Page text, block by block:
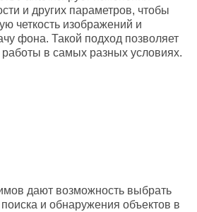
и других параметров, чтобы
четкость изображений и
фона. Такой подход позволяет
работы в самых разных условиях.
дают возможность выбрать
и обнаружения объектов в